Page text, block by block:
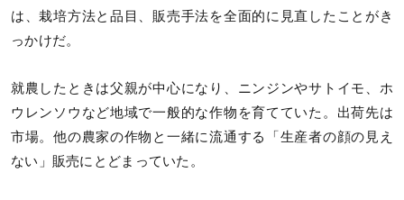
は、栽培方法と品目、販売手法を全面的に見直したことがき
っかけだ。
就農したときは父親が中心になり、ニンジンやサトイモ、ホ
ウレンソウなど地域で一般的な作物を育てていた。出荷先は
市場。他の農家の作物と一緒に流通する「生産者の顔の見え
ない」販売にとどまっていた。